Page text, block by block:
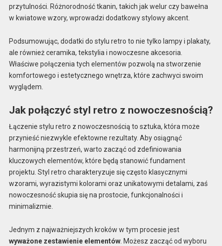
przytulności. Różnorodność tkanin, takich jak welur czy bawełna
w kwiatowe wzory, wprowadzi dodatkowy stylowy akcent.
Podsumowując, dodatki do stylu retro to nie tylko lampy i plakaty,
ale również ceramika, tekstylia i nowoczesne akcesoria.
Właściwe połączenia tych elementów pozwolą na stworzenie
komfortowego i estetycznego wnętrza, które zachwyci swoim
wyglądem.
Jak połączyć styl retro z nowoczesnością?
Łączenie stylu retro z nowoczesnością to sztuka, która może
przynieść niezwykle efektowne rezultaty. Aby osiągnąć
harmonijną przestrzeń, warto zacząć od zdefiniowania
kluczowych elementów, które będą stanowić fundament
projektu. Styl retro charakteryzuje się często klasycznymi
wzorami, wyrazistymi kolorami oraz unikatowymi detalami, zaś
nowoczesność skupia się na prostocie, funkcjonalności i
minimalizmie.
Jednym z najważniejszych kroków w tym procesie jest
wyważone zestawienie elementów. Możesz zacząć od wyboru